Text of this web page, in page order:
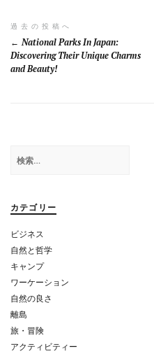
o
k
投
稿
ナ
ー
シ
ン
過去の投稿へ
National Parks In Japan:
Discovering Their Unique Charms
and Beauty!
索:
カテゴリー
ビジネス
自然と哲学
キャンプ
ワーケーション
自然の良さ
離島
旅・冒険
アクティビティー